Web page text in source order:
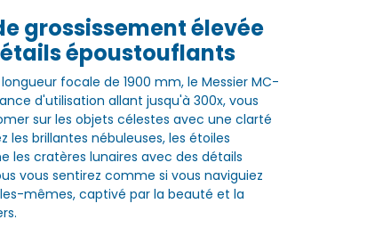
grossissement élevée
époustouflants
focale de 1900 mm, le Messier MC-
d'utilisation allant jusqu'à 300x, vous
sur les objets célestes avec une clarté
les brillantes nébuleuses, les étoiles
les cratères lunaires avec des détails
vous sentirez comme si vous naviguiez
mêmes, captivé par la beauté et la